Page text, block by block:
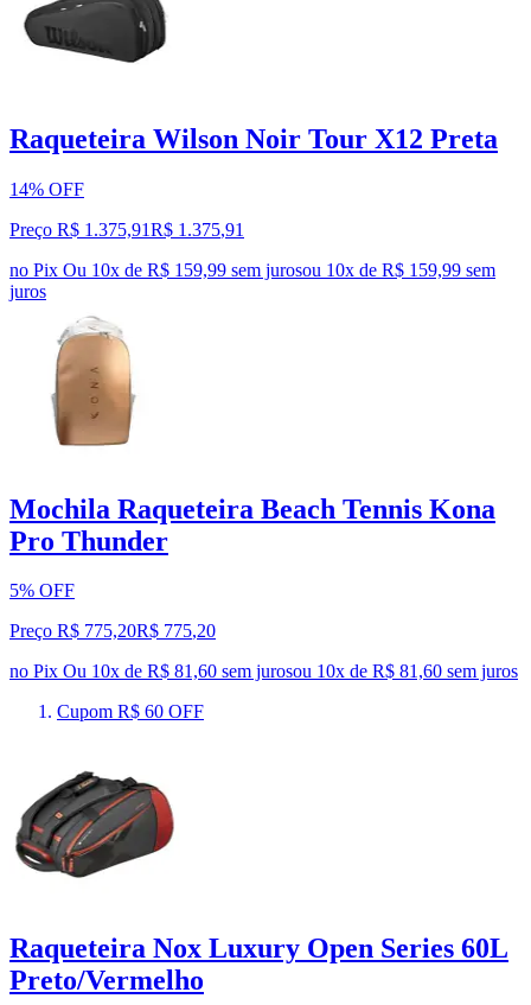
Raqueteira Wilson Noir Tour X12 Preta
14% OFF
Preço R$ 1.375,91R$ 1.375,91
no Pix Ou 10x de R$ 159,99 sem jurosou 10x de R$ 159,99 sem
juros
Mochila Raqueteira Beach Tennis Kona
Pro Thunder
5% OFF
Preço R$ 775,20R$ 775,20
no Pix Ou 10x de R$ 81,60 sem jurosou 10x de R$ 81,60 sem juros
Cupom R$ 60 OFF
Raqueteira Nox Luxury Open Series 60L
Preto/Vermelho